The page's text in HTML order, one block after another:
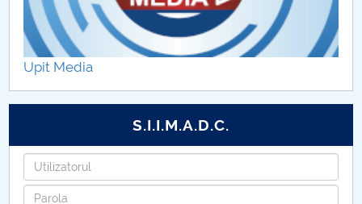
2017-2019
Upit Media
S.I.I.M.A.D.C.
Identifiant
Mot